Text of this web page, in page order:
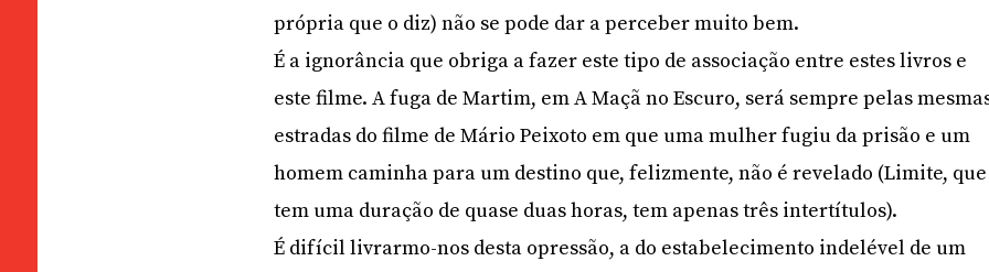
própria que o diz) não se pode dar a perceber muito bem.
É a ignorância que obriga a fazer este tipo de associação entre estes livros e
este filme. A fuga de Martim, em A Maçã no Escuro, será sempre pelas
estradas do filme de Mário Peixoto em que uma mulher fugiu da prisão e um
homem caminha para um destino que, felizmente, não é revelado (Limite, que
tem uma duração de quase duas horas, tem apenas três intertítulos).
É difícil livrarmo-nos desta opressão, a do estabelecimento indelével de um